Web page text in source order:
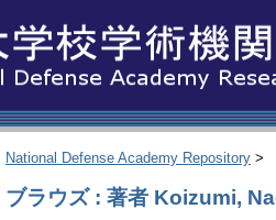
National Defense Academy Repository >
ブラウズ : 著者 Koizumi,